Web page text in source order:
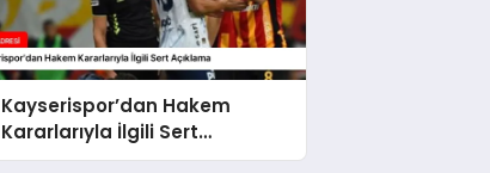
Kayserispor’dan Hakem
Kararlarıyla İlgili Sert
Açıklama